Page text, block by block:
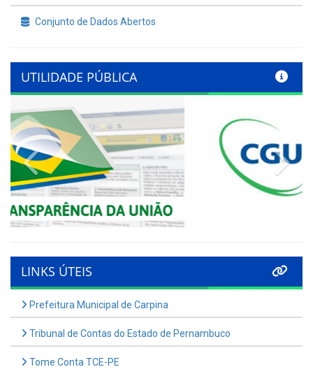
Conjunto de Dados Abertos
UTILIDADE PÚBLICA
Previous
LINKS ÚTEIS
Prefeitura Municipal de Carpina
Tribunal de Contas do Estado de Pernambuco
Tome Conta TCE-PE